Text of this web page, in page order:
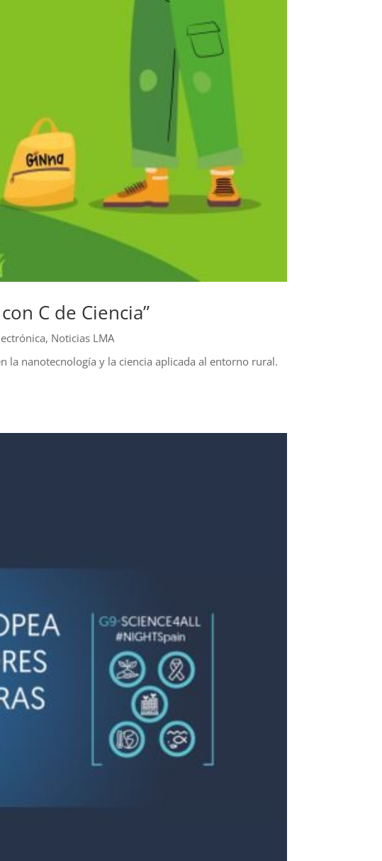
C de Ciencia”
, Noticias LMA
la nanotecnología y la ciencia aplicada al entorno rural.